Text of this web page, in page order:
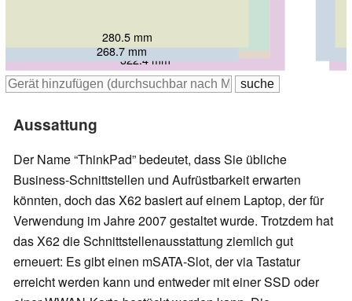
322.4 mm
305.5 mm
305 mm
304 mm
268.7 mm
280.5 mm
Aussattung
Der Name “ThinkPad” bedeutet, dass Sie übliche
Business-Schnittstellen und Aufrüstbarkeit erwarten
könnten, doch das X62 basiert auf einem Laptop, der für
Verwendung im Jahre 2007 gestaltet wurde. Trotzdem hat
das X62 die Schnittstellenausstattung ziemlich gut
erneuert: Es gibt einen mSATA-Slot, der via Tastatur
erreicht werden kann und entweder mit einer SSD oder